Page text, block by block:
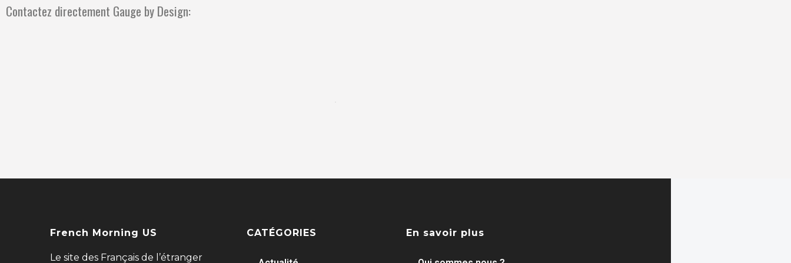
Contactez directement Gauge by Design:
French Morning US
Le site des Français de l’étranger
CATÉGORIES En savoir plus